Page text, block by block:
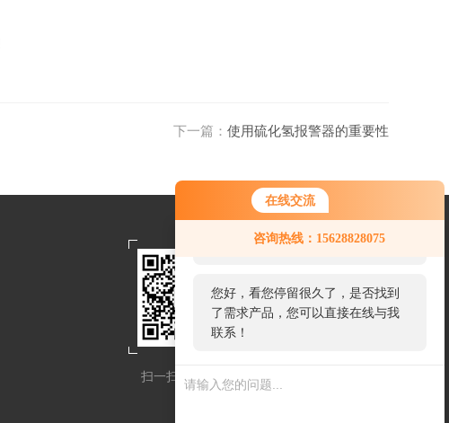
在线交流
咨询热线：15628828075
服务，请问您要咨询什么问题呢？
您好，看您停留很久了，是否找到
了需求产品，您可以直接在线与我
联系！
下一篇： 使用硫化氢报警器的重要性
扫一扫关注我们